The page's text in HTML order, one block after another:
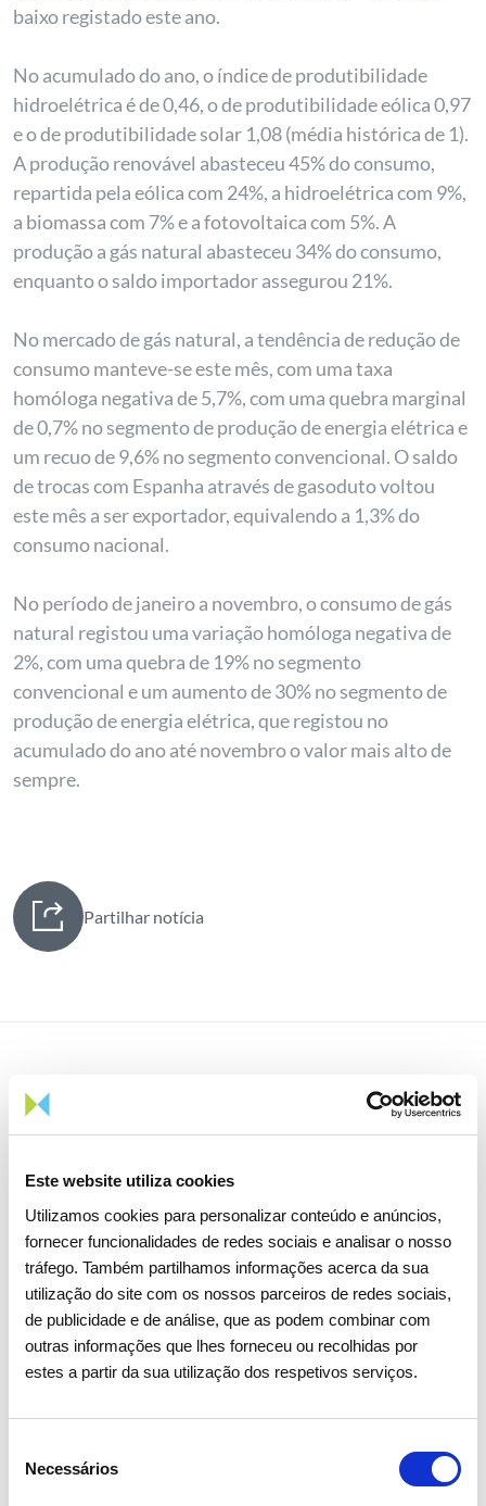
Este website utiliza cookies
Utilizamos cookies para personalizar conteúdo e anúncios,
fornecer funcionalidades de redes sociais e analisar o nosso
tráfego. Também partilhamos informações acerca da sua
utilização do site com os nossos parceiros de redes sociais,
de publicidade e de análise, que as podem combinar com
outras informações que lhes forneceu ou recolhidas por
estes a partir da sua utilização dos respetivos serviços.
Necessários
baixo registado este ano.
No acumulado do ano, o índice de produtibilidade
hidroelétrica é de 0,46, o de produtibilidade eólica 0,97
e o de produtibilidade solar 1,08 (média histórica de 1).
A produção renovável abasteceu 45% do consumo,
repartida pela eólica com 24%, a hidroelétrica com 9%,
a biomassa com 7% e a fotovoltaica com 5%. A
produção a gás natural abasteceu 34% do consumo,
enquanto o saldo importador assegurou 21%.
No mercado de gás natural, a tendência de redução de
consumo manteve-se este mês, com uma taxa
homóloga negativa de 5,7%, com uma quebra marginal
de 0,7% no segmento de produção de energia elétrica e
um recuo de 9,6% no segmento convencional. O saldo
de trocas com Espanha através de gasoduto voltou
este mês a ser exportador, equivalendo a 1,3% do
consumo nacional.
No período de janeiro a novembro, o consumo de gás
natural registou uma variação homóloga negativa de
2%, com uma quebra de 19% no segmento
convencional e um aumento de 30% no segmento de
produção de energia elétrica, que registou no
acumulado do ano até novembro o valor mais alto de
sempre.
Partilhar notícia
Notícias relacionadas